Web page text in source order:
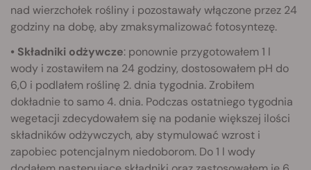
nad wierzchołek rośliny i pozostawały włączone przez 24
godziny na dobę, aby zmaksymalizować fotosyntezę.
• Składniki odżywcze: ponownie przygotowałem 1 l
wody i zostawiłem na 24 godziny, dostosowałem pH do
6,0 i podlałem roślinę 2. dnia tygodnia. Zrobiłem
dokładnie to samo 4. dnia. Podczas ostatniego tygodnia
wegetacji zdecydowałem się na podanie większej ilości
składników odżywczych, aby stymulować wzrost i
zapobiec potencjalnym niedoborom. Do 1 l wody